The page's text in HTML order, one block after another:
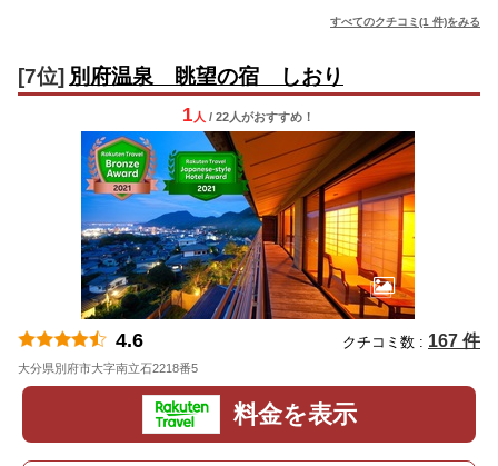
すべてのクチコミ(1 件)をみる
[7位] 別府温泉 眺望の宿 しおり
1 人 / 22人がおすすめ！
4.6 クチコミ数 : 167 件
大分県別府市大字南立石2218番5
料金を表示